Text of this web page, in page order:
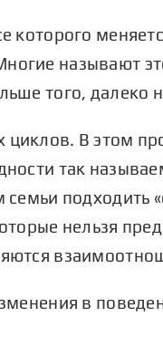
которого
называют
того,
В этом
так
нельзя
в